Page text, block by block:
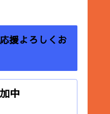
援よろしくお
中